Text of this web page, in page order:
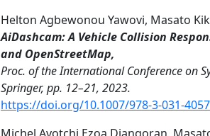
Helton Agbewonou Yawovi, Masato
AiDashcam: A Vehicle Collision
and OpenStreetMap,
Proc. of the International Conference on
Springer, pp. 12–21, 2023.
https://doi.org/10.1007/978-3-031-